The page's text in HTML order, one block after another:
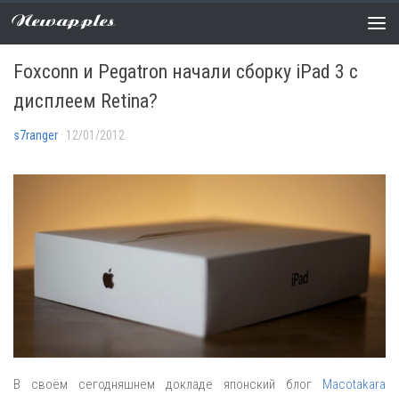
Newapples
СЛУХИ 0 COMMENTS
Foxconn и Pegatron начали сборку iPad 3 с
дисплеем Retina?
s7ranger · 12/01/2012
В своём сегодняшнем докладе японский блог Macotakara